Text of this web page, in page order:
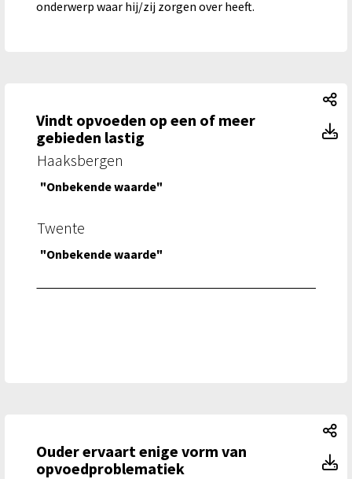
onderwerp waar hij/zij zorgen over heeft.
Vindt opvoeden op een of meer
gebieden lastig
Twente
Haaksbergen
"Onbekende waarde"
"Onbekende waarde"
Ouder ervaart enige vorm van
opvoedproblematiek